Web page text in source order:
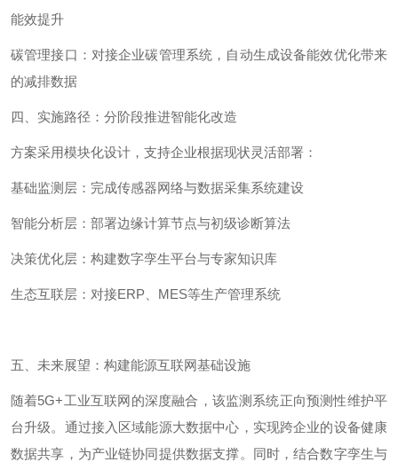
能效提升
碳管理接口：对接企业碳管理系统，自动生成设备能效优化带来
的减排数据
四、实施路径：分阶段推进智能化改造
方案采用模块化设计，支持企业根据现状灵活部署：
基础监测层：完成传感器网络与数据采集系统建设
智能分析层：部署边缘计算节点与初级诊断算法
决策优化层：构建数字孪生平台与专家知识库
生态互联层：对接ERP MES等生产管理系统
五、未来展望：构建能源互联网基础设施
随着5G+工业互联网的深度融合，该监测系统正向预测性维护平
台升级。通过接入区域能源大数据中心，实现跨企业的设备健康
数据共享，为产业链协同提供数据支撑。同时，结合数字孪生与